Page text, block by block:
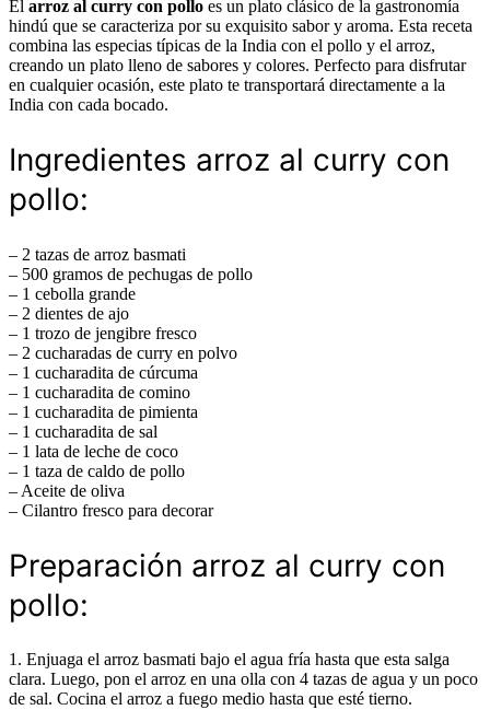
El arroz al curry con pollo es un plato clásico de la gastronomía
hindú que se caracteriza por su exquisito sabor y aroma. Esta receta
combina las especias típicas de la India con el pollo y el arroz,
creando un plato lleno de sabores y colores. Perfecto para disfrutar
en cualquier ocasión, este plato te transportará directamente a la
India con cada bocado.
Ingredientes arroz al curry con
pollo:
– 2 tazas de arroz basmati
– 500 gramos de pechugas de pollo
– 1 cebolla grande
– 2 dientes de ajo
– 1 trozo de jengibre fresco
– 2 cucharadas de curry en polvo
– 1 cucharadita de cúrcuma
– 1 cucharadita de comino
– 1 cucharadita de pimienta
– 1 cucharadita de sal
– 1 lata de leche de coco
– 1 taza de caldo de pollo
– Aceite de oliva
– Cilantro fresco para decorar
Preparación arroz al curry con
pollo:
1. Enjuaga el arroz basmati bajo el agua fría hasta que esta salga
clara. Luego, pon el arroz en una olla con 4 tazas de agua y un poco
de sal. Cocina el arroz a fuego medio hasta que esté tierno.